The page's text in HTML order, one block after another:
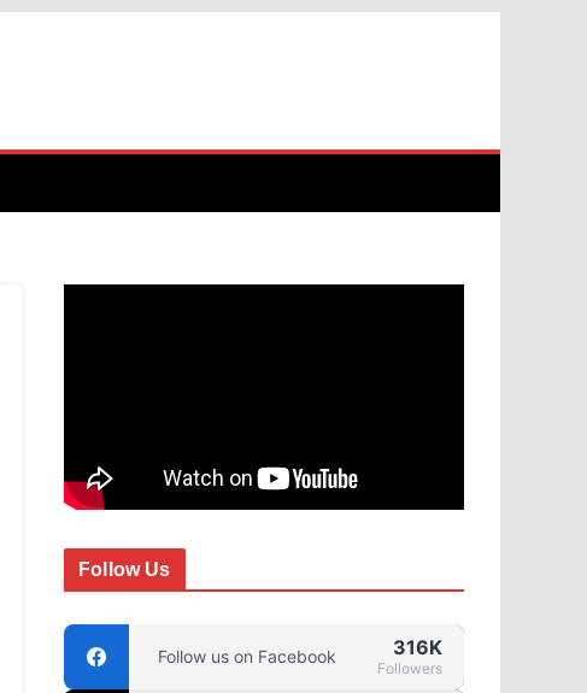
Follow Us
Follow us on Facebook 316K
Followers